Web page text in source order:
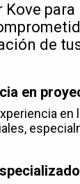
Kove para
de
en
en